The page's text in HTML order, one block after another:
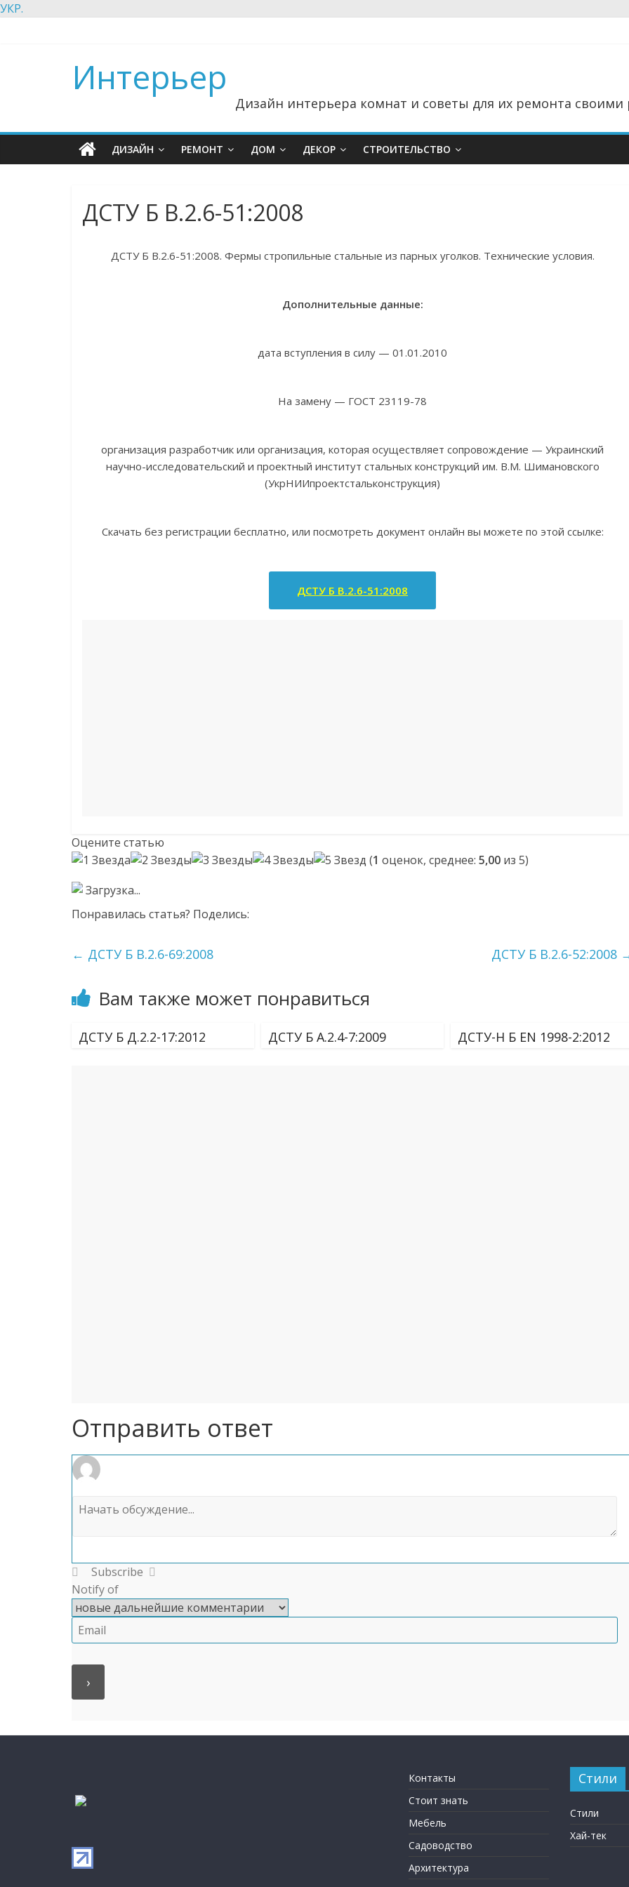
УКР.
Интерьер
Дизайн интерьера комнат и советы для их ремонта
ДИЗАЙН РЕМОНТ ДОМ ДЕКОР СТРОИТЕЛЬСТВО
ДСТУ Б В.2.6-51:2008
ДСТУ Б В.2.6-51:2008. Фермы стропильные стальные из парных уголков. Технические условия.
Дополнительные данные:
дата вступления в силу — 01.01.2010
На замену — ГОСТ 23119-78
организация разработчик или организация, которая осуществляет сопровождение — Украинский
научно-исследовательский и проектный институт стальных конструкций им. В.М. Шимановского
(УкрНИИпроектстальконструкция)
Скачать без регистрации бесплатно, или посмотреть документ онлайн вы можете по этой ссылке:
ДСТУ Б В.2.6-51:2008
Оцените статью
(1 оценок, среднее: 5,00 из 5)
Загрузка...
Понравилась статья? Поделись:
← ДСТУ Б В.2.6-69:2008 ДСТУ Б В.2.6-52:2008
Вам также может понравиться
ДСТУ Б Д.2.2-17:2012 ДСТУ Б А.2.4-7:2009 ДСТУ-Н Б EN 1998-2:2012
Отправить ответ
Subscribe
Notify of
Контакты
Стоит знать
Мебель
Садоводство
Архитектура
Стили
Стили
Хай-тек